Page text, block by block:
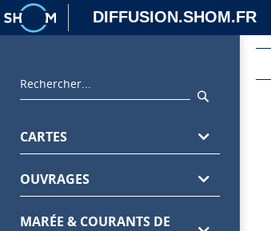
DIFFUSION.SHOM.FR
Rechercher
Menu
CARTES
OUVRAGES
MARÉE & COURANTS DE